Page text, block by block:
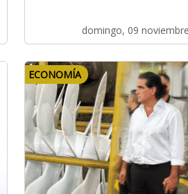
domingo, 09
ECONOMÍA